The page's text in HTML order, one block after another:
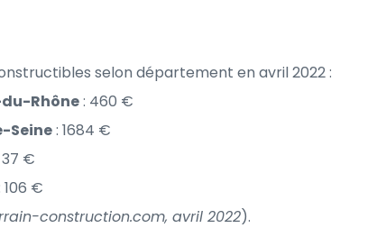
selon département en avril 2022 :
Rhône: 460 €
Seine: 1684 €
37 €
106 €
construction.com, avril 2022).